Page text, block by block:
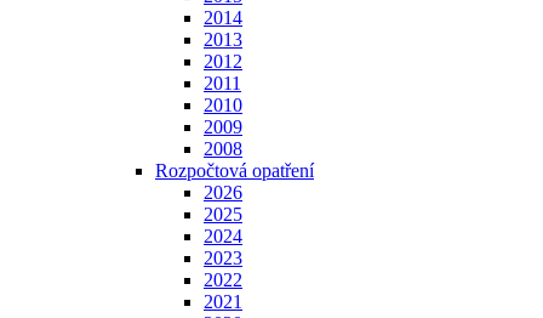
2014
2013
2012
2011
2010
2009
2008
Rozpočtová opatření
2026
2025
2024
2023
2022
2021